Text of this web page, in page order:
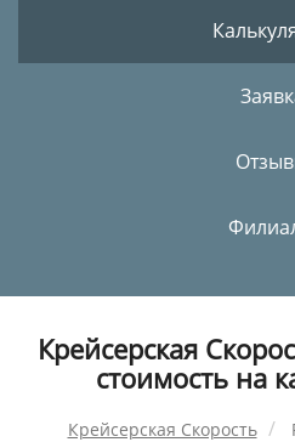
Крейсерская
стоимость на
Крейсерская Скорость